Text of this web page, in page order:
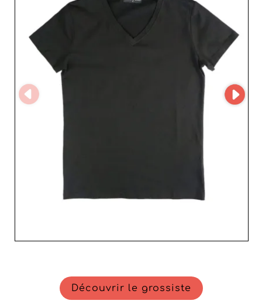
votre clientèle des produits toujours à la pointe des
tendances. RAGAZZI GROUP S.R.L. tire parti de
MicroStore pour faciliter une expérience d’achat
optimisée et intuitive, mettant ainsi à disposition une
interface simple qui vous permet de parcourir et de
sélectionner facilement les styles adéquats pour votre
marché. Profitez des avantages d'un partenaire qui met
la satisfaction de ses affiliés au cœur de sa mission.
RAGAZZI GROUP S.R.L. vous offre l’opportunité d’étoffer
votre inventaire avec des pièces qui promettent non
seulement de conquérir le cœur de votre clientèle, mais
aussi de garantir des retours sur investissement
impressionnants. Laissez la mode raffinée et
votre offre produit tout en répondant aux attentes de
Découvrir le grossiste